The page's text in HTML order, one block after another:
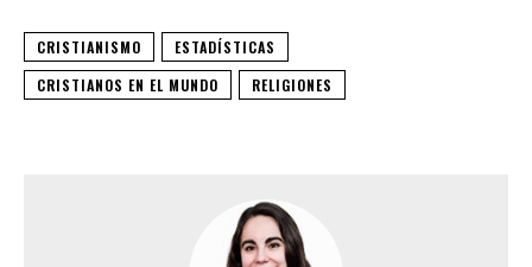
CRISTIANISMO
ESTADÍSTICAS
CRISTIANOS EN EL MUNDO
RELIGIONES